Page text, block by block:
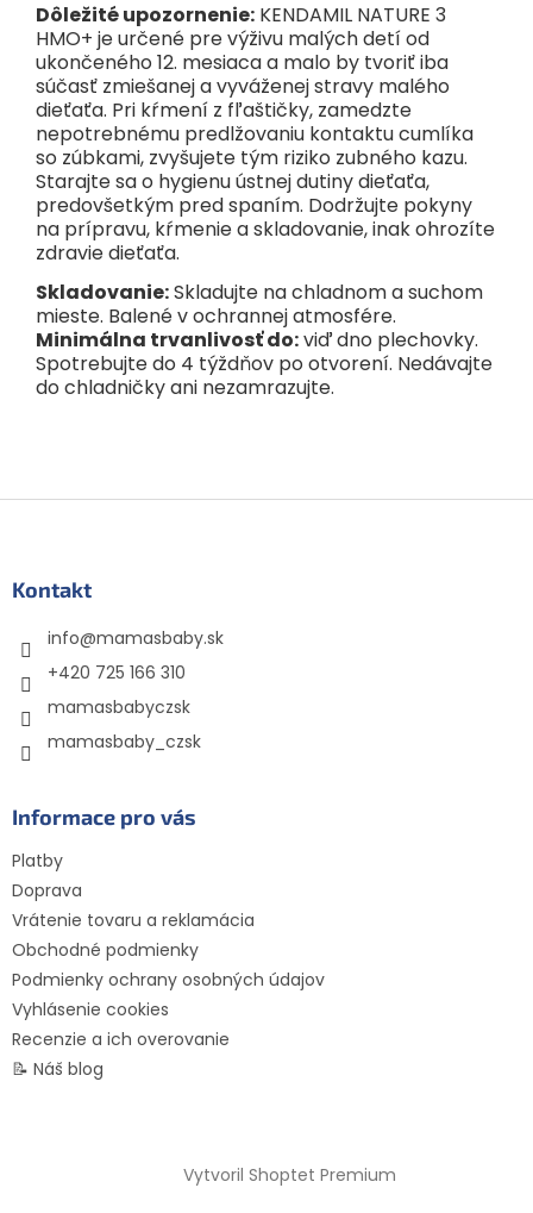
Dôležité upozornenie: KENDAMIL NATURE 3
HMO+ je určené pre výživu malých detí od
ukončeného 12. mesiaca a malo by tvoriť iba
súčasť zmiešanej a vyváženej stravy malého
dieťaťa. Pri kŕmení z fľaštičky, zamedzte
nepotrebnému predlžovaniu kontaktu cumlíka
so zúbkami, zvyšujete tým riziko zubného kazu.
Starajte sa o hygienu ústnej dutiny dieťaťa,
predovšetkým pred spaním. Dodržujte pokyny
na prípravu, kŕmenie a skladovanie, inak ohrozíte
zdravie dieťaťa.
Skladovanie:Skladujte na chladnom a suchom
mieste. Balené v ochrannej atmosfére.
Minimálna trvanlivosť do:viď dno plechovky.
Spotrebujte do 4 týždňov po otvorení. Nedávajte
do chladničky ani nezamrazujte.
Kontakt
info@mamasbaby.sk
+420 725 166 310
mamasbabyczsk
mamasbaby_czsk
Informace pro vás
Platby
Doprava
Vrátenie tovaru a reklamácia
Obchodné podmienky
Podmienky ochrany osobných údajov
Vyhlásenie cookies
Recenzie a ich overovanie
📝 Náš blog
Vytvoril Shoptet Premium